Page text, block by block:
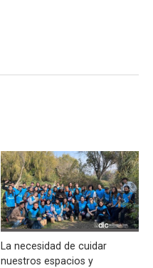
La necesidad de cuidar
nuestros espacios y